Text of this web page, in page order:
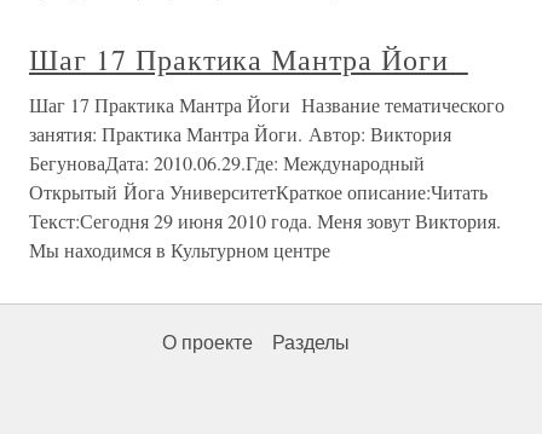
Шаг 17 Практика Мантра Йоги
Шаг 17 Практика Мантра Йоги Название тематического
занятия: Практика Мантра Йоги. Автор: Виктория
БегуноваДата: 2010.06.29.Где: Международный
Открытый Йога УниверситетКраткое описание:Читать
Текст:Сегодня 29 июня 2010 года. Меня зовут Виктория.
Мы находимся в Культурном центре
О проекте Разделы